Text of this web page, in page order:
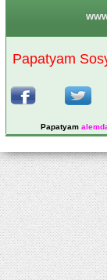
Papatyam
Papatyam